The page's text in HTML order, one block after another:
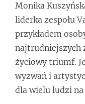
Monika
liderka zespołu
przykładem
najtrudniejszych
życiowy triumf.
wyzwań i
dla wielu ludzi na